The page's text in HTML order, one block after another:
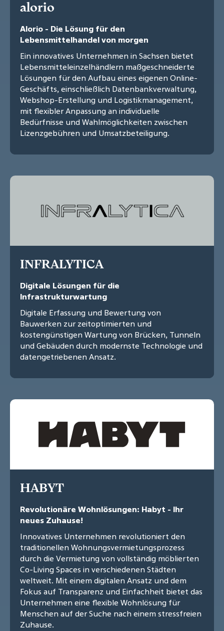
alorio
Alorio - Die Lösung für den
Lebensmittelhandel von morgen
Ein innovatives Unternehmen in Sachsen bietet
Lebensmitteleinzelhändlern maßgeschneiderte
Lösungen für den Aufbau eines eigenen Online-
Geschäfts, einschließlich Datenbankverwaltung,
Webshop-Erstellung und Logistikmanagement,
mit flexibler Anpassung an individuelle
Bedürfnisse und Wahlmöglichkeiten zwischen
Lizenzgebühren und Umsatzbeteiligung.
INFRALYTICA
Digitale Lösungen für die
Infrastrukturwartung
Digitale Erfassung und Bewertung von
Bauwerken zur zeitoptimierten und
kostengünstigen Wartung von Brücken, Tunneln
und Gebäuden durch modernste Technologie und
datengetriebenen Ansatz.
HABYT
Revolutionäre Wohnlösungen: Habyt - Ihr
neues Zuhause!
Innovatives Unternehmen revolutioniert den
traditionellen Wohnungsvermietungsprozess
durch die Vermietung von vollständig möblierten
Co-Living Spaces in verschiedenen Städten
weltweit. Mit einem digitalen Ansatz und dem
Fokus auf Transparenz und Einfachheit bietet das
Unternehmen eine flexible Wohnlösung für
Menschen auf der Suche nach einem stressfreien
Zuhause.